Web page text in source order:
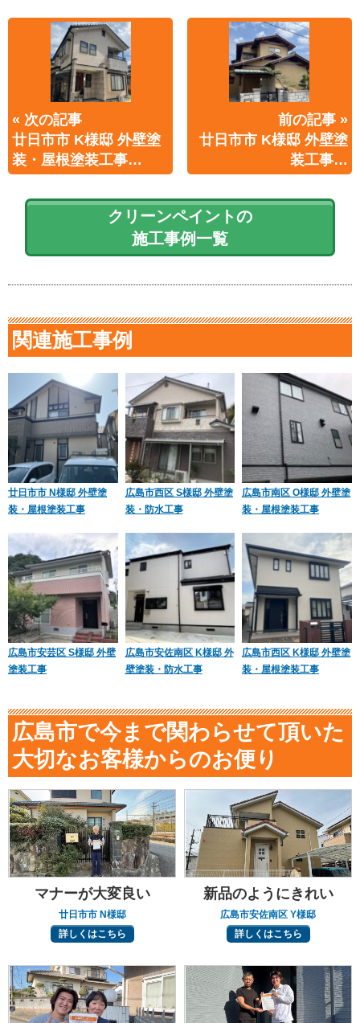
« 次の記事
廿日市市 K様邸 外壁塗
装・屋根塗装工事…
前の記事 »
廿日市市 K様邸 外壁塗
装工事…
クリーンペイントの
施工事例一覧
関連施工事例
廿日市市 N様邸 外壁塗
装・屋根塗装工事
広島市西区 S様邸 外壁塗
装・防水工事
広島市南区 O様邸 外壁塗
装・屋根塗装工事
広島市安芸区 S様邸 外壁
塗装工事
広島市安佐南区 K様邸 外
壁塗装・防水工事
広島市西区 K様邸 外壁塗
装・屋根塗装工事
広島市で今まで関わらせて頂いた
大切なお客様からのお便り
マナーが大変良い
廿日市市 N様邸
詳しくはこちら
新品のようにきれい
広島市安佐南区 Y様邸
詳しくはこちら